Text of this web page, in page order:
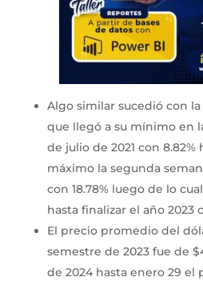
Algo similar sucedió con
que llegó a su mínimo en
de julio de 2021 con 8.82%
máximo la segunda
con 18.78% luego de lo
hasta finalizar el año 2023
El precio promedio del
semestre de 2023 fue de
de 2024 hasta enero 29 el